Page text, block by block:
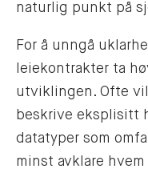
naturlig punkt på
For å unngå
leiekontrakter ta
utviklingen. Ofte
beskrive eksplisitt
datatyper som
minst avklare